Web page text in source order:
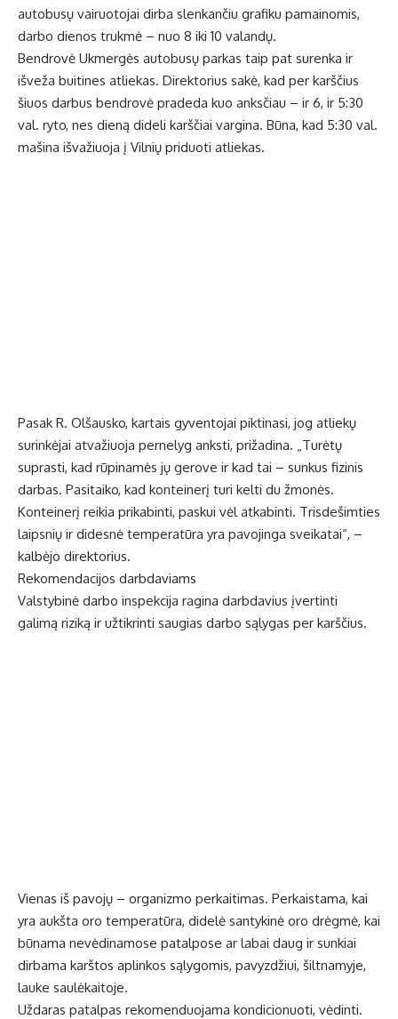
autobusų vairuotojai dirba slenkančiu grafiku pamainomis,
darbo dienos trukmė – nuo 8 iki 10 valandų.
Bendrovė Ukmergės autobusų parkas taip pat surenka ir
išveža buitines atliekas. Direktorius sakė, kad per karščius
šiuos darbus bendrovė pradeda kuo anksčiau – ir 6, ir 5:30
val. ryto, nes dieną dideli karščiai vargina. Būna, kad 5:30 val.
mašina išvažiuoja į Vilnių priduoti atliekas.
Pasak R. Olšausko, kartais gyventojai piktinasi, jog atliekų
surinkėjai atvažiuoja pernelyg anksti, prižadina. „Turėtų
suprasti, kad rūpinamės jų gerove ir kad tai – sunkus fizinis
darbas. Pasitaiko, kad konteinerį turi kelti du žmonės.
Konteinerį reikia prikabinti, paskui vėl atkabinti. Trisdešimties
laipsnių ir didesnė temperatūra yra pavojinga sveikatai“, –
kalbėjo direktorius.
Rekomendacijos darbdaviams
Valstybinė darbo inspekcija ragina darbdavius įvertinti
galimą riziką ir užtikrinti saugias darbo sąlygas per karščius.
Vienas iš pavojų – organizmo perkaitimas. Perkaistama, kai
yra aukšta oro temperatūra, didelė santykinė oro drėgmė, kai
būnama nevėdinamose patalpose ar labai daug ir sunkiai
dirbama karštos aplinkos sąlygomis, pavyzdžiui, šiltnamyje,
lauke saulėkaitoje.
Uždaras patalpas rekomenduojama kondicionuoti, vėdinti.